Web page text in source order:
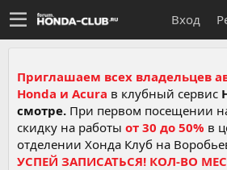
Вход
Приглашаем всех владельцев
Honda и Acura в клубный сервис
смотре. При первом посещении
скидку на работы от 30 до 50% в
отделении Хонда Клуб на
УСПЕЙ ЗАПИСАТЬСЯ! КОЛ-ВО